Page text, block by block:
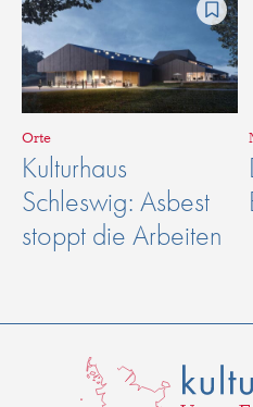
Orte
Kulturhaus
Schleswig: Asbest
stoppt die Arbeiten